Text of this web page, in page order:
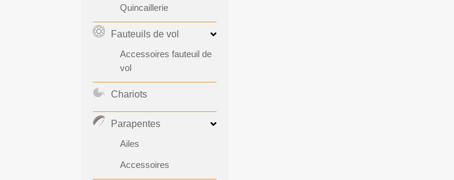
Quincaillerie
Fauteuils de vol
Accessoires fauteuil de
vol
Chariots
Parapentes
Ailes
Accessoires